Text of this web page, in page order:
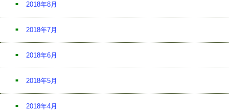
2018年8月
2018年7月
2018年6月
2018年5月
2018年4月